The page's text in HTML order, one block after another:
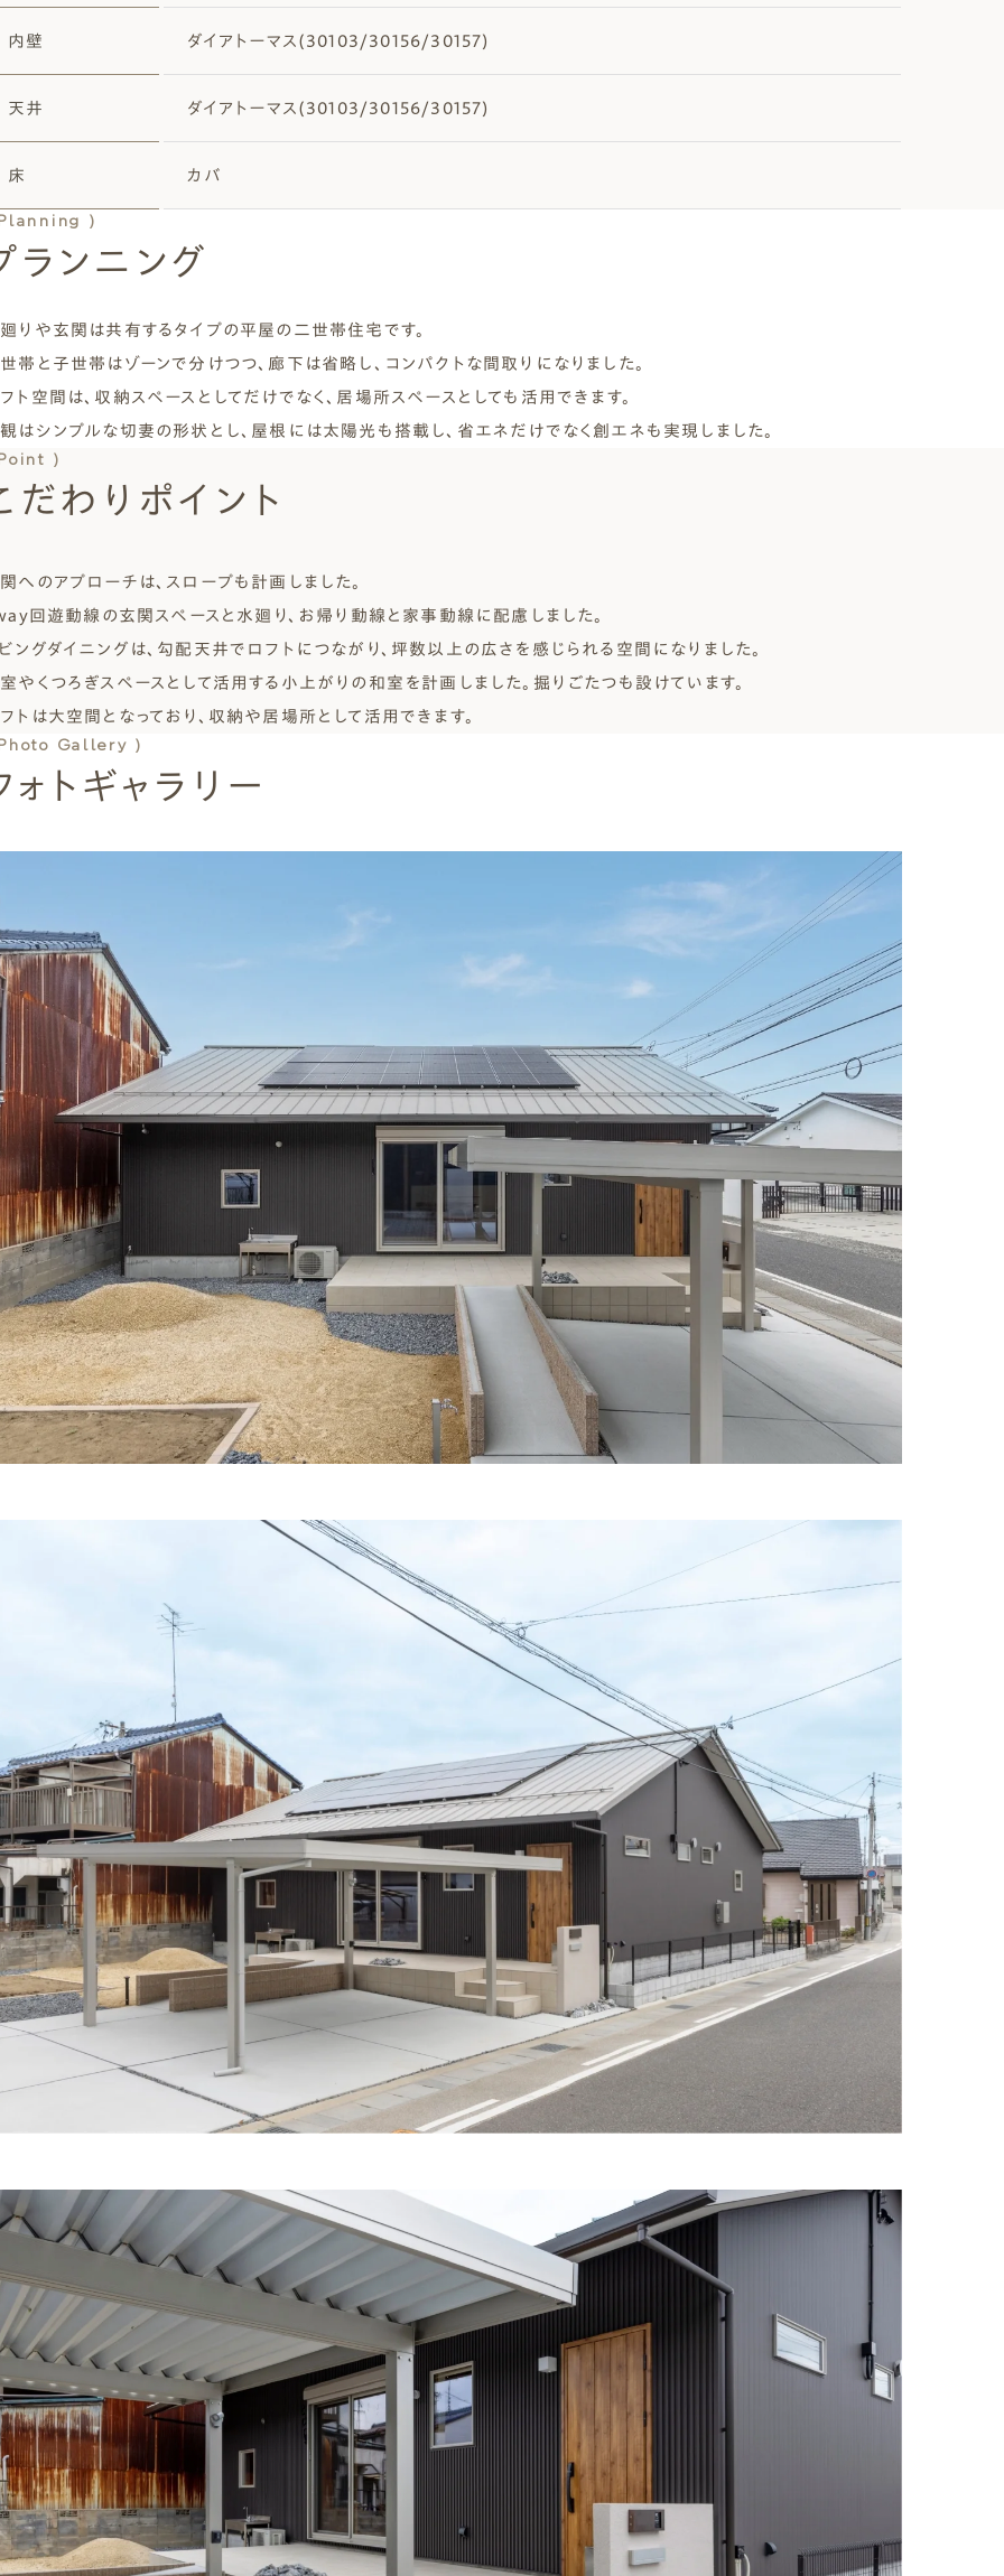
内壁 ダイアトーマス(30103/30156/30157)
天井 ダイアトーマス(30103/30156/30157)
床 カバ
)
ランニング
りや玄関は共有するタイプの平屋の二世帯住宅です。
帯と子世帯はゾーンで分けつつ、廊下は省略し、コンパクトな間取りになりました。
ト空間は、収納スペースとしてだけでなく、居場所スペースとしても活用できます。
はシンプルな切妻の形状とし、屋根には太陽光も搭載し、省エネだけでなく創エネも実現しました。
)
だわりポイント
へのアプローチは、スロープも計画しました。
回遊動線の玄関スペースと水廻り、お帰り動線と家事動線に配慮しました。
ングダイニングは、勾配天井でロフトにつながり、坪数以上の広さを感じられる空間になりました。
やくつろぎスペースとして活用する小上がりの和室を計画しました。掘りごたつも設けています。
トは大空間となっており、収納や居場所として活用できます。
Gallery )
ォトギャラリー